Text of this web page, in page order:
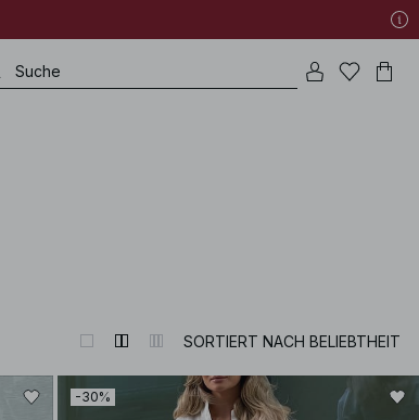
SORTIERT NACH BELIEBTHEIT
-30%